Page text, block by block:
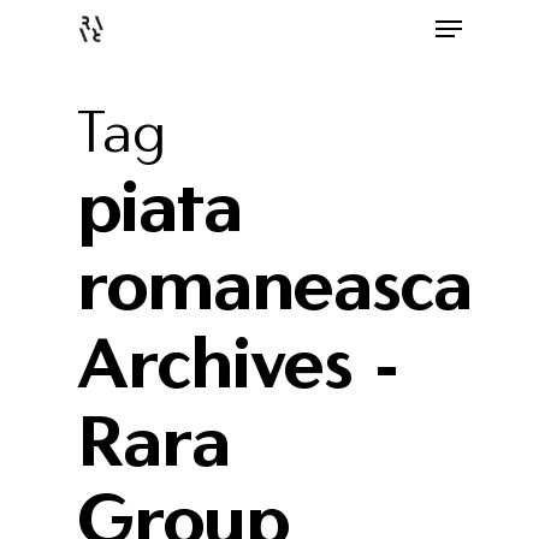
Tag
piata
romaneasca
Archives -
Rara
Group